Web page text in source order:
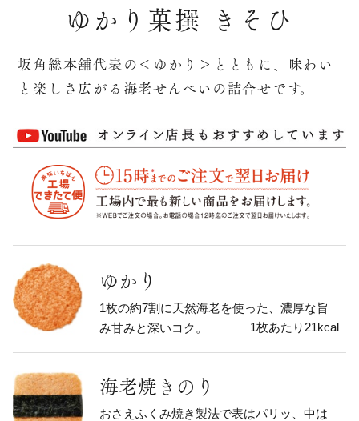
ゆかり菓撰 きそひ
坂角総本舖代表の＜ゆかり＞とともに、味わい
と楽しさ広がる海老せんべいの詰合せです。
ゆかり
1枚の約7割に天然海老を使った、濃厚な旨
み甘みと深いコク。
1枚あたり21kcal
海老焼きのり
おさえふくみ焼き製法で表はパリッ、中は